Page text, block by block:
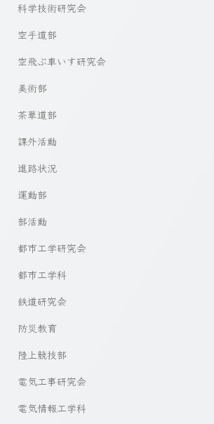
科学技術研究会
空手道部
空飛ぶ車いす研究会
美術部
茶華道部
課外活動
進路状況
運動部
部活動
都市工学研究会
都市工学科
鉄道研究会
防災教育
陸上競技部
電気工事研究会
電気情報工学科